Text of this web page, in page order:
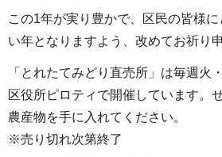
この1年が実り豊かで、区民の皆様
い年となりますよう、改めてお祈り
「とれたてみどり直売所」は毎週火
区役所ピロティで開催しています。
農産物を手に入れてください。
※売り切れ次第終了